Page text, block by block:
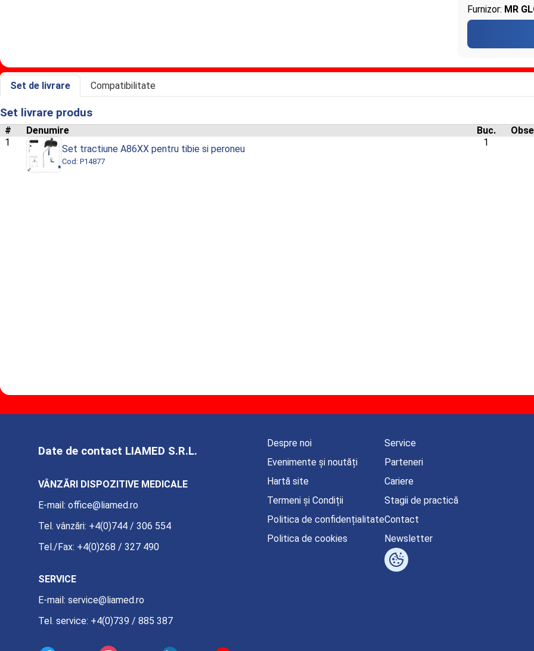
Furnizor: MR
Informaţii despre Set tractiune A86XX pentru tibie si peroneu
Set de livrare Compatibilitate
Set livrare produs
# Denumire Buc.
1
Set tractiune A86XX pentru tibie si peroneu
Cod: P14877
1
Date de contact LIAMED S.R.L.
VÂNZĂRI DISPOZITIVE MEDICALE
E-mail: office@liamed.ro
Tel. vânzări: +4(0)744 / 306 554
Tel./Fax: +4(0)268 / 327 490
SERVICE
E-mail: service@liamed.ro
Tel. service: +4(0)739 / 885 387
Despre noi
Evenimente și noutăți
Hartă site
Termeni și Condiții
Politica de confidențialitate
Politica de cookies
Service
Parteneri
Cariere
Stagii de practică
Contact
Newsletter